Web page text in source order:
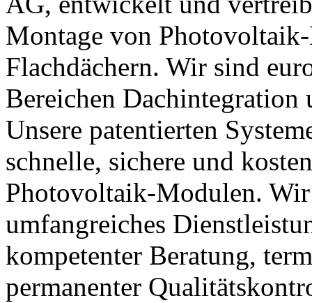
Montage von
Flachdächern. Wir sind
Bereichen Dachintegration
Unsere patentierten
schnelle, sichere und
Photovoltaik-Modulen.
umfangreiches
kompetenter Beratung,
permanenter